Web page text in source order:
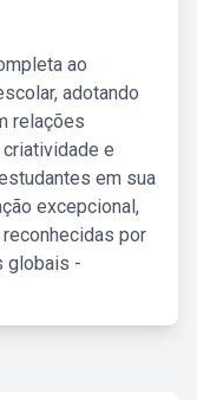
ao
adotando
relações
e
em sua
excepcional,
por
globais -